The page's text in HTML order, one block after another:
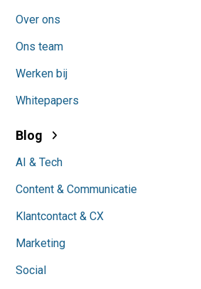
Over ons
Ons team
Werken bij
Whitepapers
Blog
AI & Tech
Content & Communicatie
Klantcontact & CX
Marketing
Social